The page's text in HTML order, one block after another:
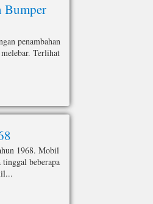
Bumper
penambahan
Terlihat
1968. Mobil
beberapa